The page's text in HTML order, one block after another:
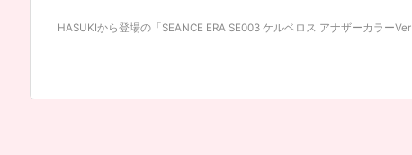
HASUKIから登場の「SEANCE ERA SE003 ケルベロス アナザーカラー